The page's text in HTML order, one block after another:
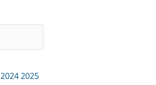
20242025